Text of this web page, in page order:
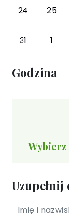
24 25
31 1
Godzina
Wybierz
Uzupełnij